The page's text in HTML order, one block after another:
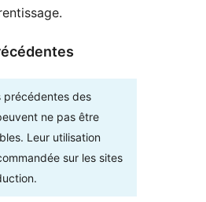
précédentes des
ne pas être
Leur utilisation
sur les sites